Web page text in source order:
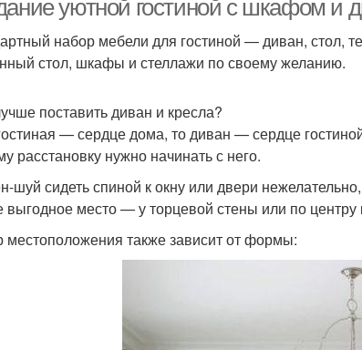
уютной гостиной с шкафом и
набор мебели для гостиной — диван, стол,
стол, шкафы и стеллажи по своему желанию.
поставить диван и кресла?
— сердце дома, то диван — сердце
расстановку нужно начинать с него.
шуй сидеть спиной к окну или двери
место — у торцевой стены или по центру
также зависит от формы: